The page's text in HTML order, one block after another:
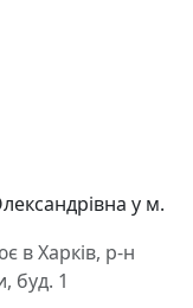
у м.
в Харків, р-н
буд. 1